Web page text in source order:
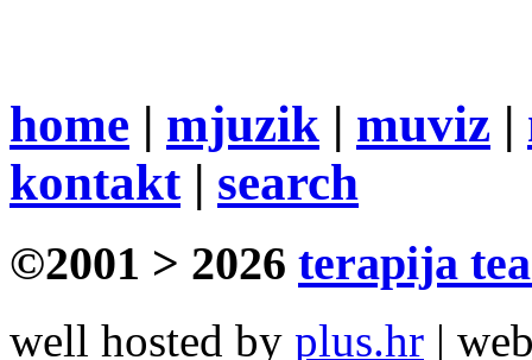
home | mjuzik | muviz |
kontakt| search
©2001 > 2026 terapija
well hosted by plus.hr |